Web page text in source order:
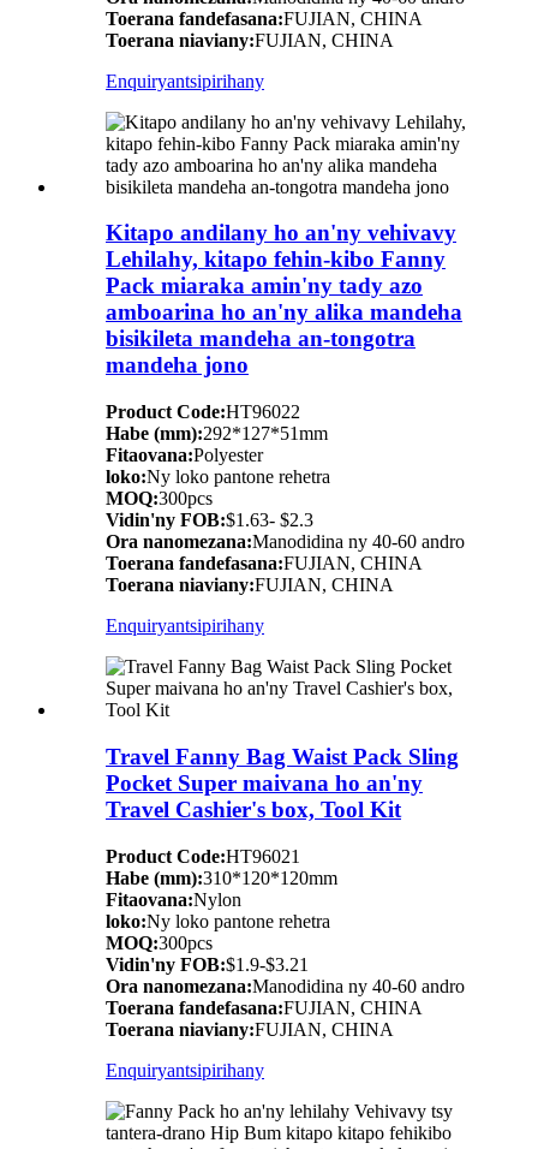
Toerana fandefasana:FUJIAN, CHINA
Toerana niaviany:FUJIAN, CHINA
Enquiryantsipirihany
Kitapo andilany ho an'ny vehivavy
Lehilahy, kitapo fehin-kibo Fanny
Pack miaraka amin'ny tady azo
amboarina ho an'ny alika mandeha
bisikileta mandeha an-tongotra
mandeha jono
Product Code:HT96022
Habe (mm):292*127*51mm
Fitaovana:Polyester
loko:Ny loko pantone rehetra
MOQ:300pcs
Vidin'ny FOB:$1.63- $2.3
Ora nanomezana:Manodidina ny 40-60 andro
Toerana fandefasana:FUJIAN, CHINA
Toerana niaviany:FUJIAN, CHINA
Enquiryantsipirihany
Travel Fanny Bag Waist Pack Sling
Pocket Super maivana ho an'ny
Travel Cashier's box, Tool Kit
Product Code:HT96021
Habe (mm):310*120*120mm
Fitaovana:Nylon
loko:Ny loko pantone rehetra
MOQ:300pcs
Vidin'ny FOB:$1.9-$3.21
Ora nanomezana:Manodidina ny 40-60 andro
Toerana fandefasana:FUJIAN, CHINA
Toerana niaviany:FUJIAN, CHINA
Enquiryantsipirihany